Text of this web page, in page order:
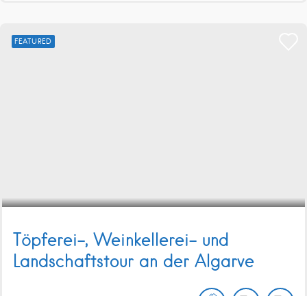
FEATURED
Töpferei-, Weinkellerei- und
Landschaftstour an der Algarve